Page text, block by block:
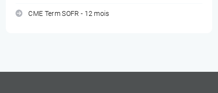
CME Term SOFR - 12 mois